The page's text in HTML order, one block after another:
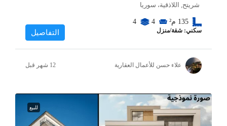
شريتح, اللاذقية، سوريا
135 م² 4
4
سكني: شقة/منزل التفاصيل
علاء حسن للأعمال العقارية
للبيع